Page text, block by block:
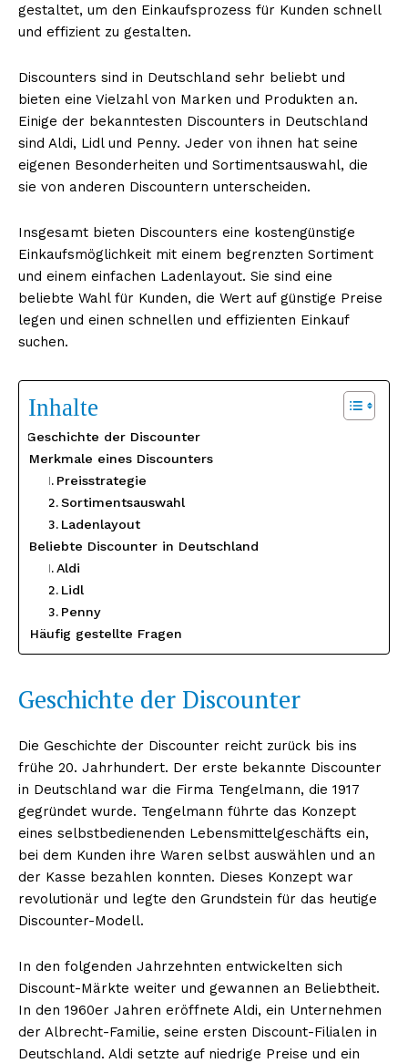
gestaltet, um den Einkaufsprozess für Kunden schnell
und effizient zu gestalten.
Discounters sind in Deutschland sehr beliebt und
bieten eine Vielzahl von Marken und Produkten an.
Einige der bekanntesten Discounters in Deutschland
sind Aldi, Lidl und Penny. Jeder von ihnen hat seine
eigenen Besonderheiten und Sortimentsauswahl, die
sie von anderen Discountern unterscheiden.
Insgesamt bieten Discounters eine kostengünstige
Einkaufsmöglichkeit mit einem begrenzten Sortiment
und einem einfachen Ladenlayout. Sie sind eine
beliebte Wahl für Kunden, die Wert auf günstige Preise
legen und einen schnellen und effizienten Einkauf
suchen.
Inhalte
Geschichte der Discounter
Merkmale eines Discounters
Preisstrategie
Sortimentsauswahl
Ladenlayout
Beliebte Discounter in Deutschland
Aldi
Lidl
Penny
Häufig gestellte Fragen
Geschichte der Discounter
Die Geschichte der Discounter reicht zurück bis ins
frühe 20. Jahrhundert. Der erste bekannte Discounter
in Deutschland war die Firma Tengelmann, die 1917
gegründet wurde. Tengelmann führte das Konzept
eines selbstbedienenden Lebensmittelgeschäfts ein,
bei dem Kunden ihre Waren selbst auswählen und an
der Kasse bezahlen konnten. Dieses Konzept war
revolutionär und legte den Grundstein für das heutige
Discounter-Modell.
In den folgenden Jahrzehnten entwickelten sich
Discount-Märkte weiter und gewannen an Beliebtheit.
In den 1960er Jahren eröffnete Aldi, ein Unternehmen
der Albrecht-Familie, seine ersten Discount-Filialen in
Deutschland. Aldi setzte auf niedrige Preise und ein